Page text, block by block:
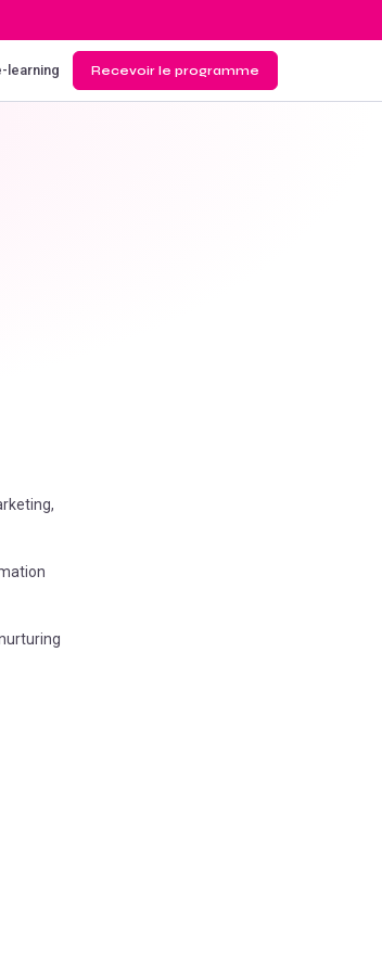
learning Recevoir le programme